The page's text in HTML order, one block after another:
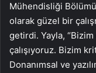
Mühendisliği
olarak güzel bir
getirdi. Yayla,
çalışıyoruz. Bizim
Donanımsal ve